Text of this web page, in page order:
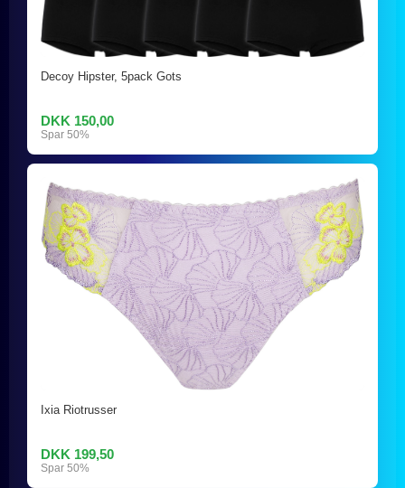
Decoy Hipster, 5pack Gots
DKK 150,00
Spar 50%
Ixia Riotrusser
DKK 199,50
Spar 50%